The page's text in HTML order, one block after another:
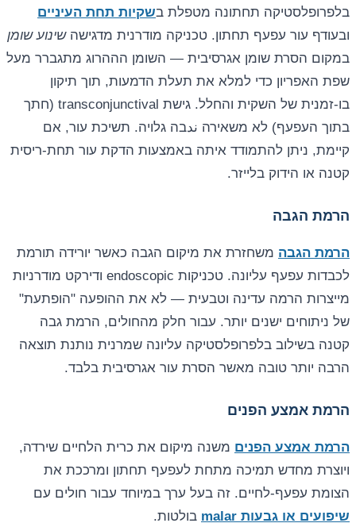
בלפרופלסטיקה תחתונה מטפלת בשקיות תחת העיניים
ובעודף עור עפעף תחתון. טכניקה מודרנית מדגישהשינוע שומן
במקום הסרת שומן אגרסיבית — השומן הההרוג מתגברר מעל
שפת האפריון כדי למלא את תעלת הדמעות, תוך תיקון
בו-זמנית של השקית והחלל. גישת transconjunctival (חתך
בתוך העפעף) לא משאירה ندבה גלויה. תשיכת עור, אם
קיימת, ניתן להתמודד איתה באמצעות הדקת עור תחת-ריסית
קטנה או הידוק בלייזר.
הרמת הגבה
הרמת הגבה משחזרת את מיקום הגבה כאשר יורידה תורמת
לכבדות עפעף עליונה. טכניקות endoscopic ודירקט מודרניות
מייצרות הרמה עדינה וטבעית — לא את ההופעה "הופתעת"
של ניתוחים ישנים יותר. עבור חלק מהחולים, הרמת גבה
קטנה בשילוב בלפרופלסטיקה עליונה שמרנית נותנת תוצאה
הרבה יותר טובה מאשר הסרת עור אגרסיבית בלבד.
הרמת אמצע הפנים
הרמת אמצע הפנים משנה מיקום את כרית הלחיים שירדה,
ויוצרת מחדש תמיכה מתחת לעפעף תחתון ומרככת את
הצומת עפעף-לחיים. זה בעל ערך במיוחד עבור חולים עם
שיפועים או גבעות malar
בולטות.